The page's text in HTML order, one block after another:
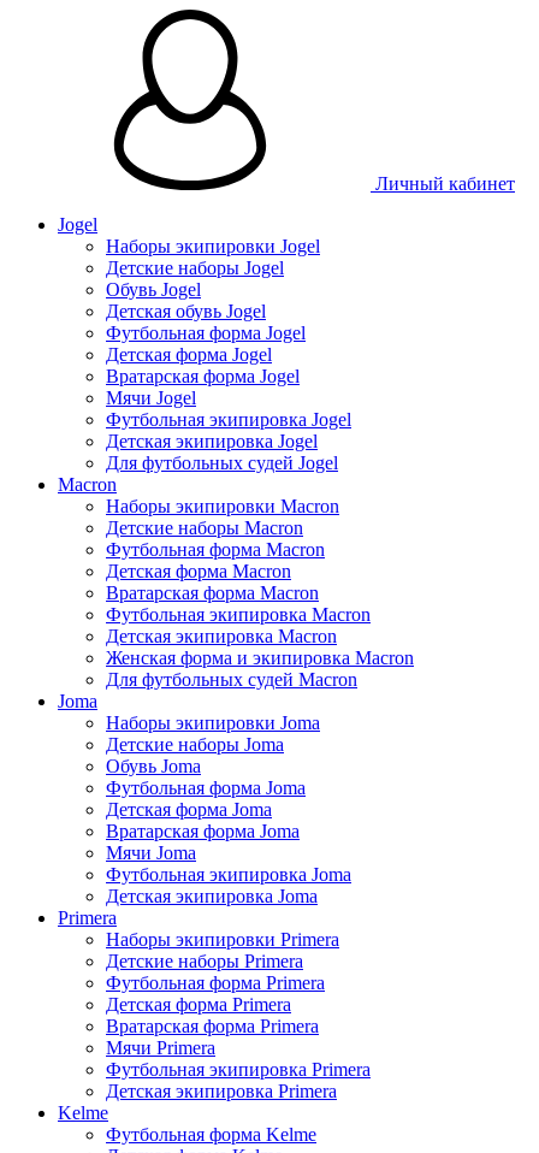
Личный кабинет
Jogel
Наборы экипировки Jogel
Детские наборы Jogel
Обувь Jogel
Детская обувь Jogel
Футбольная форма Jogel
Детская форма Jogel
Вратарская форма Jogel
Мячи Jogel
Футбольная экипировка Jogel
Детская экипировка Jogel
Для футбольных судей Jogel
Macron
Наборы экипировки Macron
Детские наборы Macron
Футбольная форма Macron
Детская форма Macron
Вратарская форма Macron
Футбольная экипировка Macron
Детская экипировка Macron
Женская форма и экипировка Macron
Для футбольных судей Macron
Joma
Наборы экипировки Joma
Детские наборы Joma
Обувь Joma
Футбольная форма Joma
Детская форма Joma
Вратарская форма Joma
Мячи Joma
Футбольная экипировка Joma
Детская экипировка Joma
Primera
Наборы экипировки Primera
Детские наборы Primera
Футбольная форма Primera
Детская форма Primera
Вратарская форма Primera
Мячи Primera
Футбольная экипировка Primera
Детская экипировка Primera
Kelme
Футбольная форма Kelme